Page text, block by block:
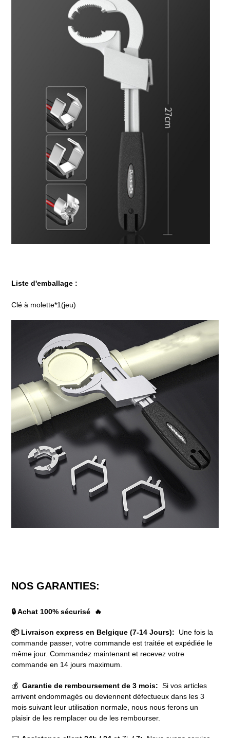
Liste d'emballage :
Clé à molette*1(jeu)
NOS GARANTIES:
🔒 Achat 100% sécurisé 🔥
📦 Livraison express en Belgique (7-14 Jours):
Une fois la
commande passer, votre commande est traitée et expédiée le
même jour. Commandez maintenant et recevez votre
commande en 14 jours maximum.
💰 Garantie de remboursement de 3 mois: Si vos articles
arrivent endommagés ou deviennent défectueux dans les 3
mois suivant leur utilisation normale, nous nous ferons un
plaisir de les remplacer ou de les rembourser.